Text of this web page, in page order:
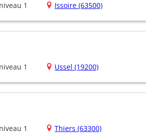
1 Issoire (63500)
1 Ussel (19200)
1 Thiers (63300)